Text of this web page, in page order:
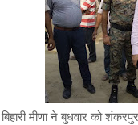
मीणा ने बुधवार को